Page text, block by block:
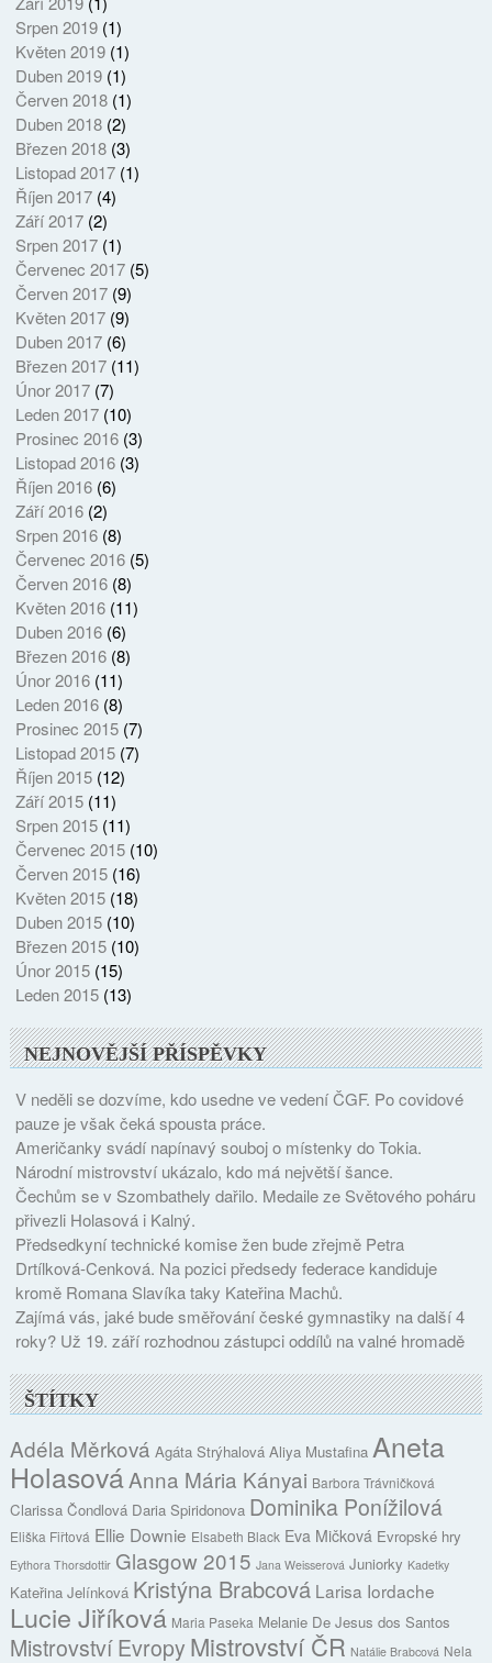
Srpen 2019(1)
Květen 2019(1)
Duben 2019(1)
Červen 2018(1)
Duben 2018(2)
Březen 2018(3)
Listopad 2017(1)
Říjen 2017(4)
Září 2017(2)
Srpen 2017(1)
Červenec 2017(5)
Červen 2017(9)
Květen 2017(9)
Duben 2017(6)
Březen 2017(11)
Únor 2017(7)
Leden 2017(10)
Prosinec 2016(3)
Listopad 2016(3)
Říjen 2016(6)
Září 2016(2)
Srpen 2016(8)
Červenec 2016(5)
Červen 2016(8)
Květen 2016(11)
Duben 2016(6)
Březen 2016(8)
Únor 2016(11)
Leden 2016(8)
Prosinec 2015(7)
Listopad 2015(7)
Říjen 2015(12)
Září 2015(11)
Srpen 2015(11)
Červenec 2015(10)
Červen 2015(16)
Květen 2015(18)
Duben 2015(10)
Březen 2015(10)
Únor 2015(15)
Leden 2015(13)
NEJNOVĚJŠÍ PŘÍSPĚVKY
V neděli se dozvíme, kdo usedne ve vedení ČGF. Po covidové
pauze je však čeká spousta práce.
Američanky svádí napínavý souboj o místenky do Tokia.
Národní mistrovství ukázalo, kdo má největší šance.
Čechům se v Szombathely dařilo. Medaile ze Světového poháru
přivezli Holasová i Kalný.
Předsedkyní technické komise žen bude zřejmě Petra
Drtílková-Cenková. Na pozici předsedy federace kandiduje
kromě Romana Slavíka taky Kateřina Machů.
Zajímá vás, jaké bude směřování české gymnastiky na další 4
roky? Už 19. září rozhodnou zástupci oddílů na valné hromadě
ŠTÍTKY
Adéla Měrková Agáta Strýhalová Aliya Mustafina Aneta
HolasováAnna Mária Kányai Barbora Trávničková
Clarissa Čondlová Daria Spiridonova Dominika Ponížilová
Eliška Fiřtová Ellie Downie Elsabeth Black Eva Mičková Evropské hry
Eythora Thorsdottir Glasgow 2015 Jana Weisserová Juniorky Kadetky
Kateřina Jelínková Kristýna Brabcová Larisa Iordache
Lucie Jiříková Maria Paseka Melanie De Jesus dos Santos
Mistrovství Evropy Mistrovství ČR Natálie Brabcová Nela